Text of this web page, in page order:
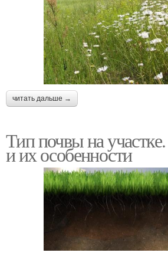
читать дальше →
Тип почвы на
и их особенности